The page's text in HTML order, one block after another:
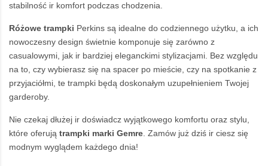
stabilność ir komfort podczas chodzenia.
Różowe trampki Perkins są idealne do codziennego użytku, a ich
nowoczesny design świetnie komponuje się zarówno z
casualowymi, jak ir bardziej eleganckimi stylizacjami. Bez względu
na to, czy wybierasz się na spacer po mieście, czy na spotkanie z
przyjaciółmi, te trampki będą doskonałym uzupełnieniem Twojej
garderoby.
Nie czekaj dłużej ir doświadcz wyjątkowego komfortu oraz stylu,
które oferują trampki marki Gemre. Zamów już dziś ir ciesz się
modnym wyglądem każdego dnia!